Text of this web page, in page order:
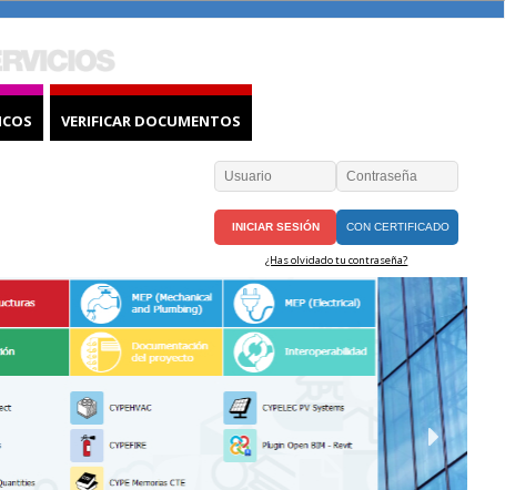
VERIFICAR DOCUMENTOS
CON CERTIFICADO
¿Has olvidado tu contraseña?